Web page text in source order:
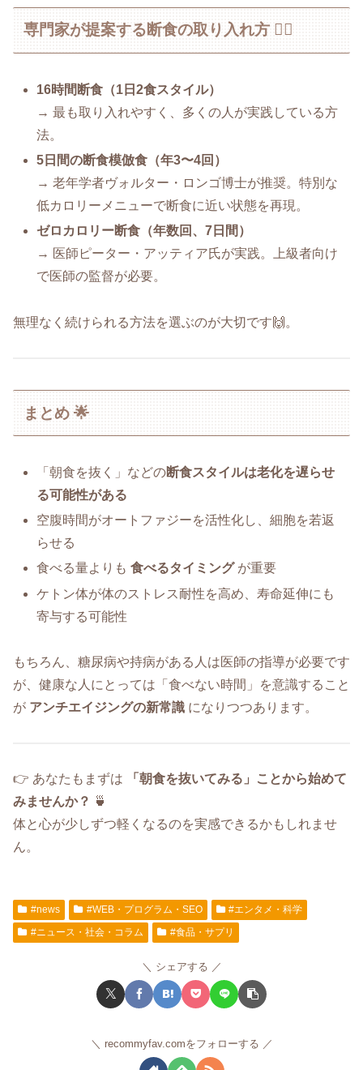
専門家が提案する断食の取り入れ方 🧑‍⚕️
16時間断食（1日2食スタイル）
→ 最も取り入れやすく、多くの人が実践している方
法。
5日間の断食模倣食（年3〜4回）
→ 老年学者ヴォルター・ロンゴ博士が推奨。特別な
低カロリーメニューで断食に近い状態を再現。
ゼロカロリー断食（年数回、7日間）
→ 医師ピーター・アッティア氏が実践。上級者向け
で医師の監督が必要。
無理なく続けられる方法を選ぶのが大切です🙌。
まとめ 🌟
「朝食を抜く」などの断食スタイルは老化を遅らせ
る可能性がある
空腹時間がオートファジーを活性化し、細胞を若返
らせる
食べる量よりも食べるタイミングが重要
ケトン体が体のストレス耐性を高め、寿命延伸にも
寄与する可能性
もちろん、糖尿病や持病がある人は医師の指導が必要です
が、健康な人にとっては「食べない時間」を意識すること
が アンチエイジングの新常識 になりつつあります。
👉 あなたもまずは
「朝食を抜いてみる」ことから始めて
みませんか？ 🍵
体と心が少しずつ軽くなるのを実感できるかもしれませ
ん。
#news #WEB・プログラム・SEO
#エンタメ・科学
#ニュース・社会・コラム
#食品・サプリ
シェアする
recommyfav.comをフォローする